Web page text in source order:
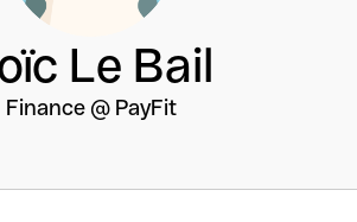
Le Bail
Finance @ PayFit